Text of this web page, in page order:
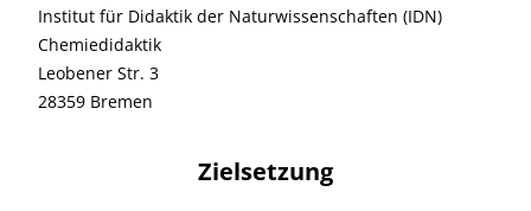
Institut für Didaktik der Naturwissenschaften (IDN)
Chemiedidaktik
Leobener Str. 3
28359 Bremen
Zielsetzung